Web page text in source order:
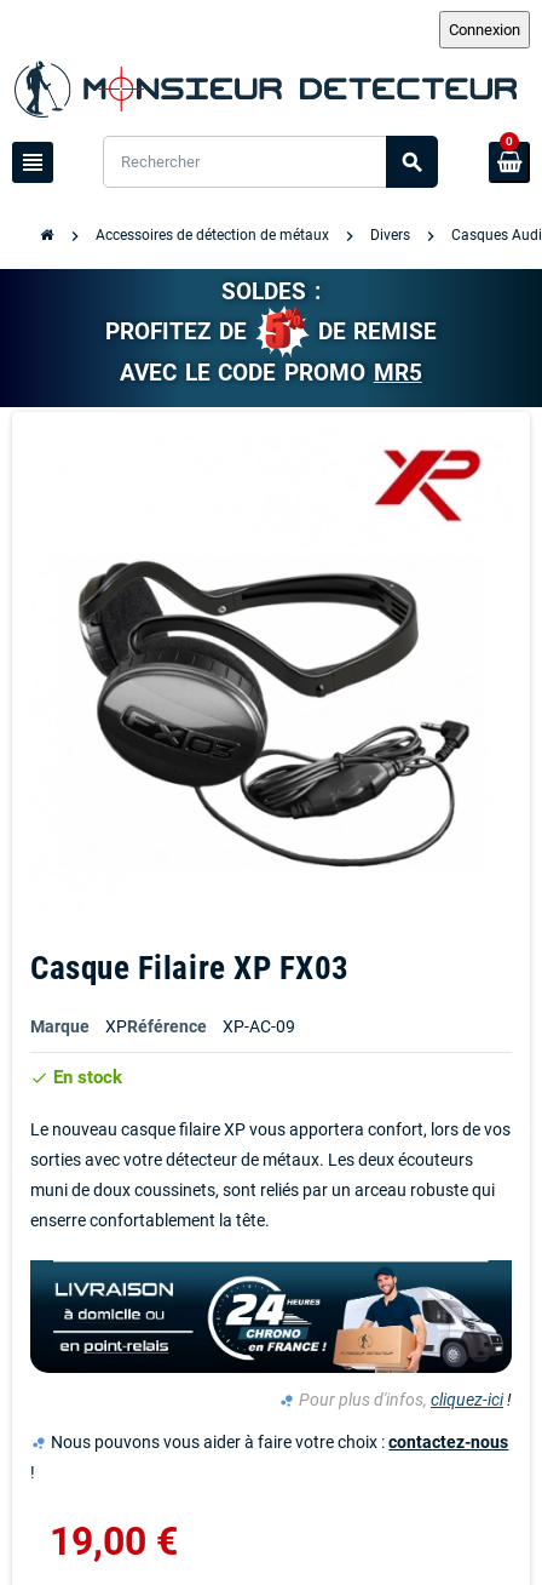
view_headline search
0
chevron_right Accessoires de détection de métaux chevron_right Divers chevron_right Casques
SOLDES :
PROFITEZ DE
DE REMISE
AVEC LE CODE PROMO MR5
Casque Filaire XP FX03
Marque XPRéférence XP-AC-09
check En stock
Le nouveau casque filaire XP vous apportera confort, lors de vos
sorties avec votre détecteur de métaux. Les deux écouteurs
muni de doux coussinets, sont reliés par un arceau robuste qui
enserre confortablement la tête.
bubble_chart Pour plus d'infos, cliquez-ici!
bubble_chart Nous pouvons vous aider à faire votre choix :contactez-nous
!
19,00 €